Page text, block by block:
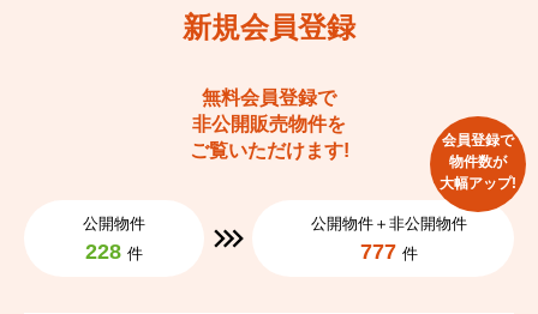
新規会員登録
無料会員登録で
非公開販売物件を
ご覧いただけます!
公開物件
228 件
公開物件＋非公開物件
777 件
会員登録で
物件数が
大幅アップ!